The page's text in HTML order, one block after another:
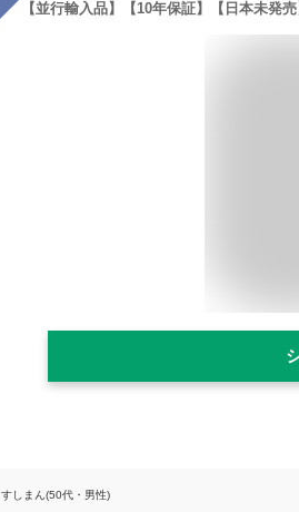
すしまん(50代・男性)